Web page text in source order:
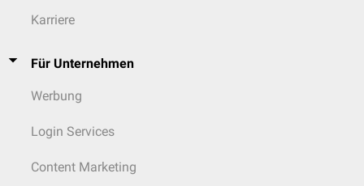
Karriere
Für Unternehmen
Werbung
Login Services
Content Marketing